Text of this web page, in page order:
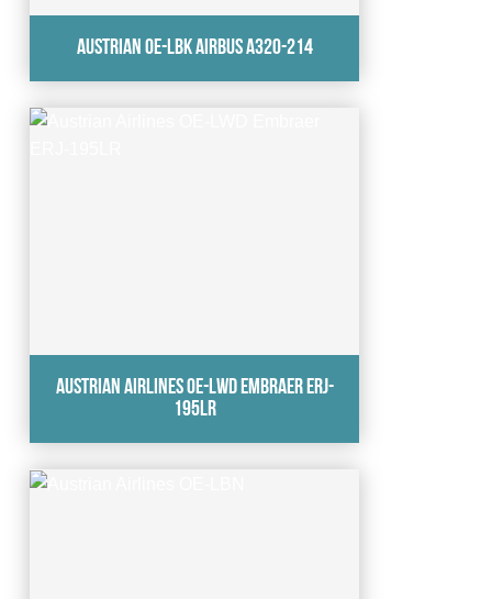
Austrian OE-LBK Airbus A320-214
Austrian Airlines OE-LWD Embraer ERJ-
195LR